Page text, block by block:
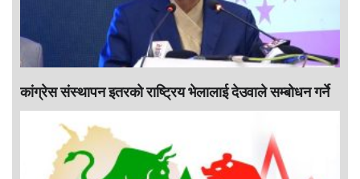
कांग्रेस संस्थापन इतरको राष्ट्रिय भेलालाई देउवाले सम्बोधन गर्ने